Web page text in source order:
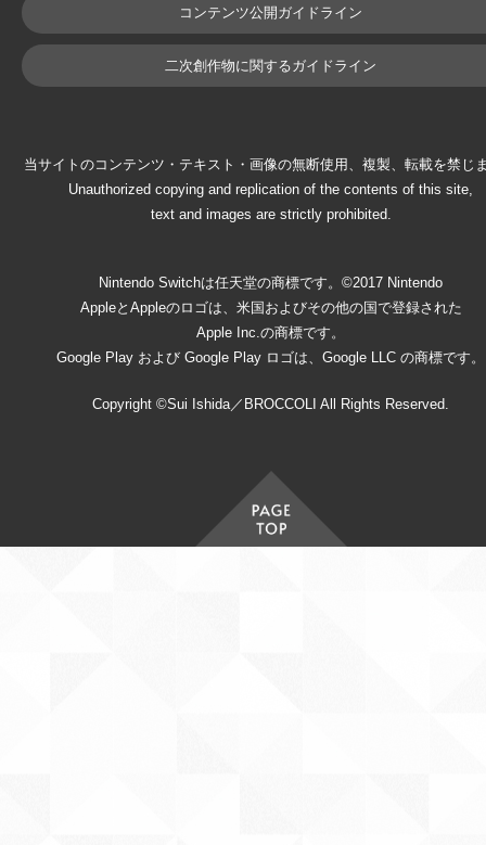
コンテンツ公開ガイドライン
二次創作物に関するガイドライン
当サイトのコンテンツ・テキスト・画像の無断使用、複製、転載を禁じ
Unauthorized copying and replication of the contents of this site,
text and images are strictly prohibited.
Nintendo Switchは任天堂の商標です。©2017 Nintendo
AppleとAppleのロゴは、米国およびその他の国で登録された
Apple Inc.の商標です。
Google Play および Google Play ロゴは、Google LLC の商標です。
Copyright ©Sui Ishida／BROCCOLI All Rights Reserved.